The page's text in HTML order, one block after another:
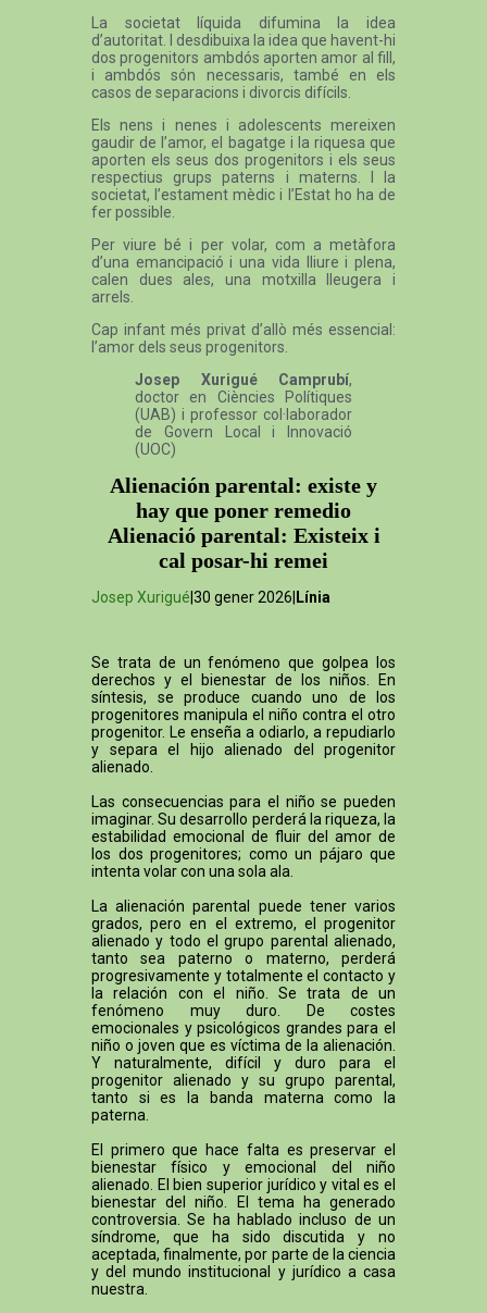
La societat líquida difumina la idea
d’autoritat. I desdibuixa la idea que havent-hi
dos progenitors ambdós aporten amor al fill,
i ambdós són necessaris, també en els
casos de separacions i divorcis difícils.
Els nens i nenes i adolescents mereixen
gaudir de l’amor, el bagatge i la riquesa que
aporten els seus dos progenitors i els seus
respectius grups paterns i materns. I la
societat, l’estament mèdic i l’Estat ho ha de
fer possible.
Per viure bé i per volar, com a metàfora
d’una emancipació i una vida lliure i plena,
calen dues ales, una motxilla lleugera i
arrels.
Cap infant més privat d’allò més essencial:
l’amor dels seus progenitors.
Josep Xurigué Camprubí,
doctor en Ciències Polítiques
(UAB) i professor col·laborador
de Govern Local i Innovació
(UOC)
Alienación parental: existe y
hay que poner remedio
Alienació parental: Existeix i
cal posar-hi remei
Josep Xurigué |30 gener 2026| Línia
Se trata de un fenómeno que golpea los
derechos y el bienestar de los niños. En
síntesis, se produce cuando uno de los
progenitores manipula el niño contra el otro
progenitor. Le enseña a odiarlo, a repudiarlo
y separa el hijo alienado del progenitor
alienado.
Las consecuencias para el niño se pueden
imaginar. Su desarrollo perderá la riqueza, la
estabilidad emocional de fluir del amor de
los dos progenitores; como un pájaro que
intenta volar con una sola ala.
La alienación parental puede tener varios
grados, pero en el extremo, el progenitor
alienado y todo el grupo parental alienado,
tanto sea paterno o materno, perderá
progresivamente y totalmente el contacto y
la relación con el niño. Se trata de un
fenómeno muy duro. De costes
emocionales y psicológicos grandes para el
niño o joven que es víctima de la alienación.
Y naturalmente, difícil y duro para el
progenitor alienado y su grupo parental,
tanto si es la banda materna como la
paterna.
El primero que hace falta es preservar el
bienestar físico y emocional del niño
alienado. El bien superior jurídico y vital es el
bienestar del niño. El tema ha generado
controversia. Se ha hablado incluso de un
síndrome, que ha sido discutida y no
aceptada, finalmente, por parte de la ciencia
y del mundo institucional y jurídico a casa
nuestra.